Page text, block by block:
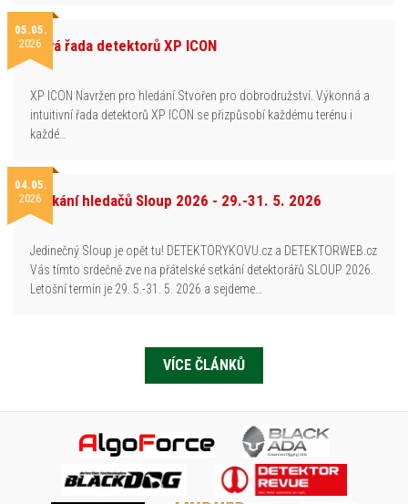
05.05.
2026Nová řada detektorů XP ICON
XP ICON Navržen pro hledání.Stvořen pro dobrodružství. Výkonná a
intuitivní řada detektorů XP ICON se přizpůsobí každému terénu i
každé…
04.05.
2026Setkání hledačů Sloup 2026 - 29.-31. 5. 2026
Jedinečný Sloup je opět tu! DETEKTORYKOVU.cz a DETEKTORWEB.cz
Vás tímto srdečně zve na přátelské setkání detektorářů SLOUP 2026.
Letošní termín je 29. 5.-31. 5. 2026 a sejdeme…
VÍCE ČLÁNKŮ